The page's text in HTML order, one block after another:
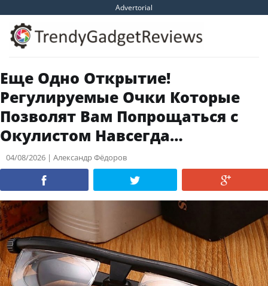
content
Advertorial
Еще Одно Открытие!
Регулируемые Очки Которые
Позволят Вам Попрощаться с
Окулистом Навсегда…
04/08/2026 | Александр Фёдоров